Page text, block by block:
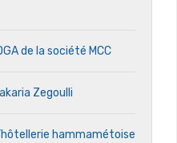
de la société MCC
Zegoulli
hammamétoise